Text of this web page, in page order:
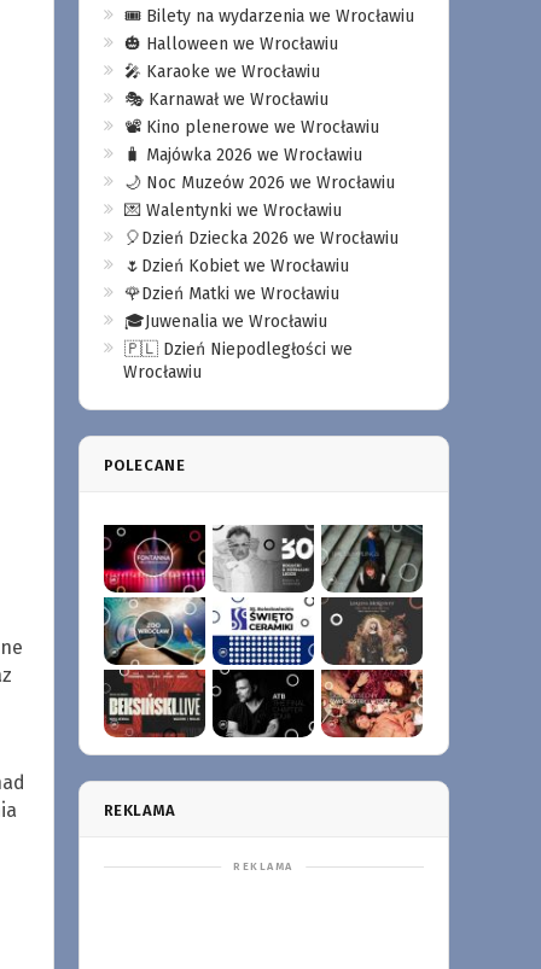
🎟️ Bilety na wydarzenia we Wrocławiu
🎃 Halloween we Wrocławiu
🎤 Karaoke we Wrocławiu
🎭 Karnawał we Wrocławiu
📽️ Kino plenerowe we Wrocławiu
🧳 Majówka 2026 we Wrocławiu
🌙 Noc Muzeów 2026 we Wrocławiu
💌 Walentynki we Wrocławiu
🎈Dzień Dziecka 2026 we Wrocławiu
🌷Dzień Kobiet we Wrocławiu
🌹Dzień Matki we Wrocławiu
🎓Juwenalia we Wrocławiu
🇵🇱 Dzień Niepodległości we
Wrocławiu
POLECANE
REKLAMA